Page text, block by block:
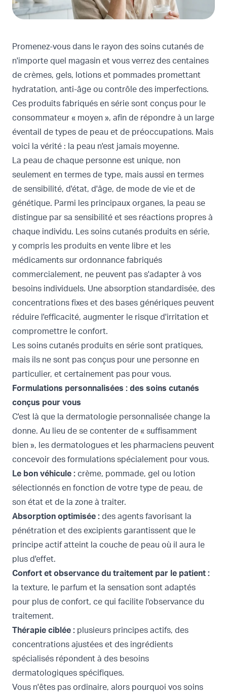
Promenez-vous dans le rayon des soins cutanés de
n'importe quel magasin et vous verrez des centaines
de crèmes, gels, lotions et pommades promettant
hydratation, anti-âge ou contrôle des imperfections.
Ces produits fabriqués en série sont conçus pour le
consommateur « moyen », afin de répondre à un large
éventail de types de peau et de préoccupations. Mais
voici la vérité : la peau n'est jamais moyenne.
La peau de chaque personne est unique, non
seulement en termes de type, mais aussi en termes
de sensibilité, d'état, d'âge, de mode de vie et de
génétique. Parmi les principaux organes, la peau se
distingue par sa sensibilité et ses réactions propres à
chaque individu. Les soins cutanés produits en série,
y compris les produits en vente libre et les
médicaments sur ordonnance fabriqués
commercialement, ne peuvent pas s'adapter à vos
besoins individuels. Une absorption standardisée, des
concentrations fixes et des bases génériques peuvent
réduire l'efficacité, augmenter le risque d'irritation et
compromettre le confort.
Les soins cutanés produits en série sont pratiques,
mais ils ne sont pas conçus pour une personne en
particulier, et certainement pas pour vous.
Formulations personnalisées : des soins cutanés
conçus pour vous
C'est là que la dermatologie personnalisée change la
donne. Au lieu de se contenter de « suffisamment
bien », les dermatologues et les pharmaciens peuvent
concevoir des formulations spécialement pour vous.
Le bon véhicule : crème, pommade, gel ou lotion
sélectionnés en fonction de votre type de peau, de
son état et de la zone à traiter.
Absorption optimisée : des agents favorisant la
pénétration et des excipients garantissent que le
principe actif atteint la couche de peau où il aura le
plus d'effet.
Confort et observance du traitement par le patient :
la texture, le parfum et la sensation sont adaptés
pour plus de confort, ce qui facilite l'observance du
traitement.
Thérapie ciblée : plusieurs principes actifs, des
concentrations ajustées et des ingrédients
spécialisés répondent à des besoins
dermatologiques spécifiques.
Vous n'êtes pas ordinaire, alors pourquoi vos soins